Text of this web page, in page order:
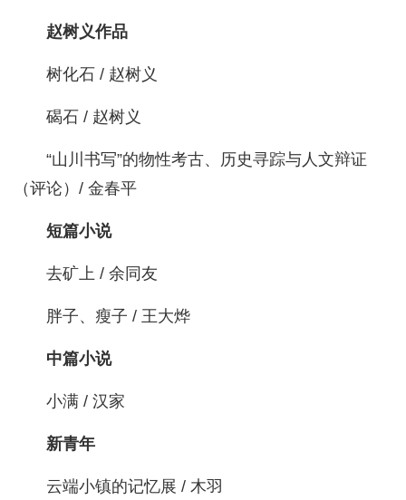
赵树义作品
树化石 / 赵树义
碣石 / 赵树义
“山川书写”的物性考古、历史寻踪与人文辩证
（评论）/ 金春平
短篇小说
去矿上 / 余同友
胖子、瘦子 / 王大烨
中篇小说
小满 / 汉家
新青年
云端小镇的记忆展 / 木羽